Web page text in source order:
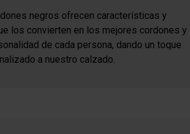
negros ofrecen características y
los convierten en los mejores cordones y
de cada persona, dando un toque
a nuestro calzado.